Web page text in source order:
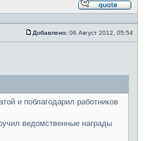
Сообщение
Добавлено: 06 Август 2012, 05:54
и поблагодарил работников
ведомственные награды